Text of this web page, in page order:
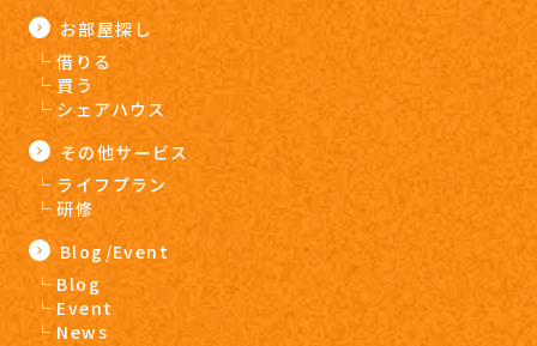
お部屋探し
借りる
買う
シェアハウス
その他サービス
ライフプラン
研修
Blog/Event
Blog
Event
News